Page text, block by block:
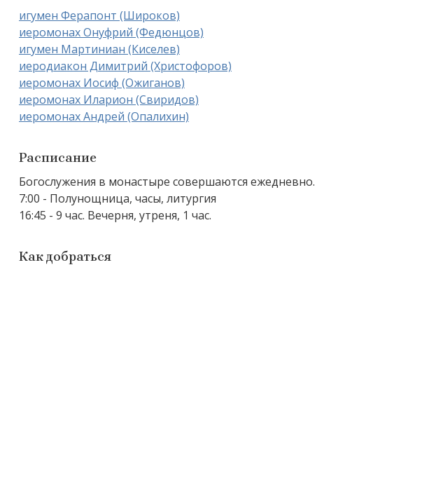
игумен Ферапонт (Широков)
иеромонах Онуфрий (Федюнцов)
игумен Мартиниан (Киселев)
иеродиакон Димитрий (Христофоров)
иеромонах Иосиф (Ожиганов)
иеромонах Иларион (Свиридов)
иеромонах Андрей (Опалихин)
Расписание
Богослужения в монастыре совершаются ежедневно.
7:00 - Полунощница, часы, литургия
16:45 - 9 час. Вечерня, утреня, 1 час.
Как добраться